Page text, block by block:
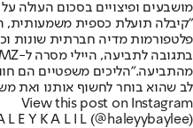
"קיבלה תועלת כספית משמעותית,
פלטפורמות מדיה חברתית שונות
בתגובה לתביעה, היילי מסרה ל-TMZ
מהתביעה."הליכים משפטיים הם
לב שהוא בוחר לחשוף אותנו ואת
View this post on Instagram
E Y K A L I L (@haleyybaylee)